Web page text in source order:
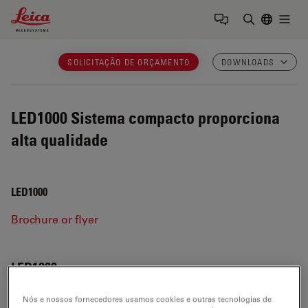
Leica Microsystems Logo
SOLICITAÇÃO DE ORÇAMENTO DOWNLOADS
LED1000 Sistema compacto proporciona
alta qualidade
LED1000
Brochure or flyer
LED1000
Nós e nossos fornecedores usamos cookies e outras tecnologias de